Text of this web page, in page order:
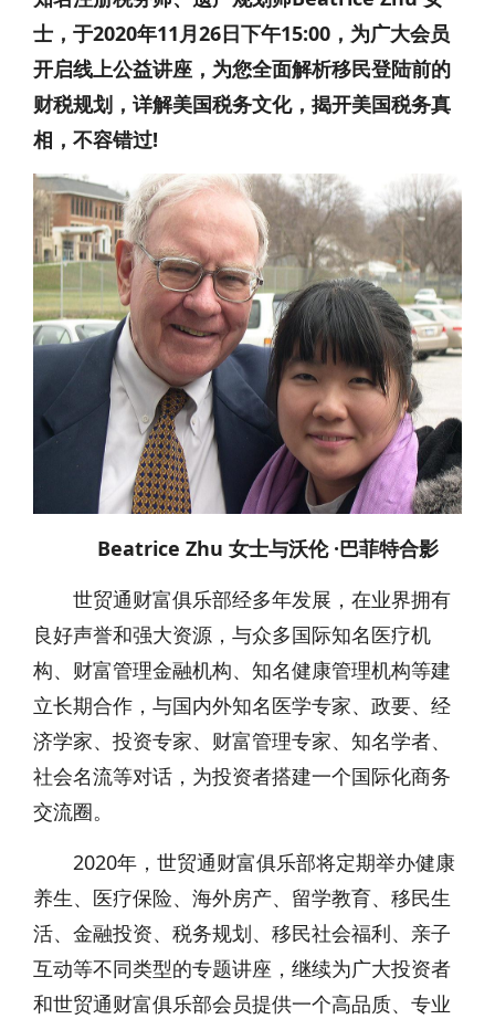
士，于2020年11月26日下午15:00，为广大会员
开启线上公益讲座，为您全面解析移民登陆前的
财税规划，详解美国税务文化，揭开美国税务真
相，不容错过!
Beatrice Zhu 女士与沃伦 ·巴菲特合影
世贸通财富俱乐部经多年发展，在业界拥有
良好声誉和强大资源，与众多国际知名医疗机
构、财富管理金融机构、知名健康管理机构等建
立长期合作，与国内外知名医学专家、政要、经
济学家、投资专家、财富管理专家、知名学者、
社会名流等对话，为投资者搭建一个国际化商务
交流圈。
2020年，世贸通财富俱乐部将定期举办健康
养生、医疗保险、海外房产、留学教育、移民生
活、金融投资、税务规划、移民社会福利、亲子
互动等不同类型的专题讲座，继续为广大投资者
和世贸通财富俱乐部会员提供一个高品质、专业